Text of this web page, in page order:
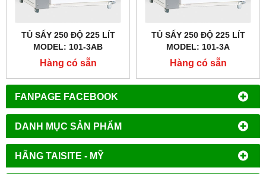
FANPAGE FACEBOOK
DANH MỤC SẢN PHẨM
HÃNG TAISITE - MỸ
TỦ SẤY 250 ĐỘ 225 LÍT
MODEL: 101-3AB
Hàng có sẵn
TỦ SẤY 250 ĐỘ 225 LÍT
MODEL: 101-3A
Hàng có sẵn